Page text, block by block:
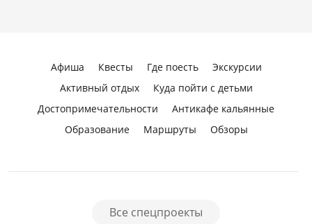
Афиша Квесты Где поесть
Экскурсии
Активный отдых
Куда пойти с детьми
Достопримечательности
Антикафе кальянные
Образование
Маршруты Обзоры
Все спецпроекты